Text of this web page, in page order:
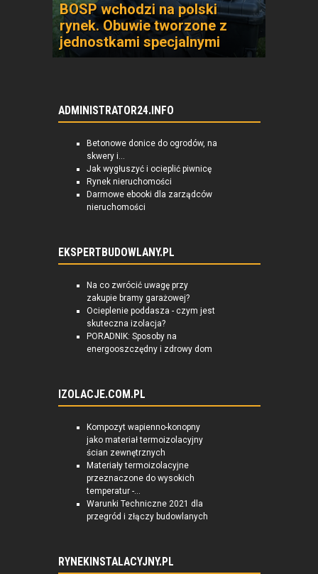
BOSP wchodzi na polski
rynek. Obuwie tworzone z
jednostkami specjalnymi
ADMINISTRATOR24.INFO
Betonowe donice do ogrodów, na
skwery i...
Jak wygłuszyć i ocieplić piwnicę
Rynek nieruchomości
Darmowe ebooki dla zarządców
nieruchomości
EKSPERTBUDOWLANY.PL
Na co zwrócić uwagę przy
zakupie bramy garażowej?
Ocieplenie poddasza - czym jest
skuteczna izolacja?
PORADNIK: Sposoby na
energooszczędny i zdrowy dom
IZOLACJE.COM.PL
Kompozyt wapienno-konopny
jako materiał termoizolacyjny
ścian zewnętrznych
Materiały termoizolacyjne
przeznaczone do wysokich
temperatur -...
Warunki Techniczne 2021 dla
przegród i złączy budowlanych
RYNEKINSTALACYJNY.PL